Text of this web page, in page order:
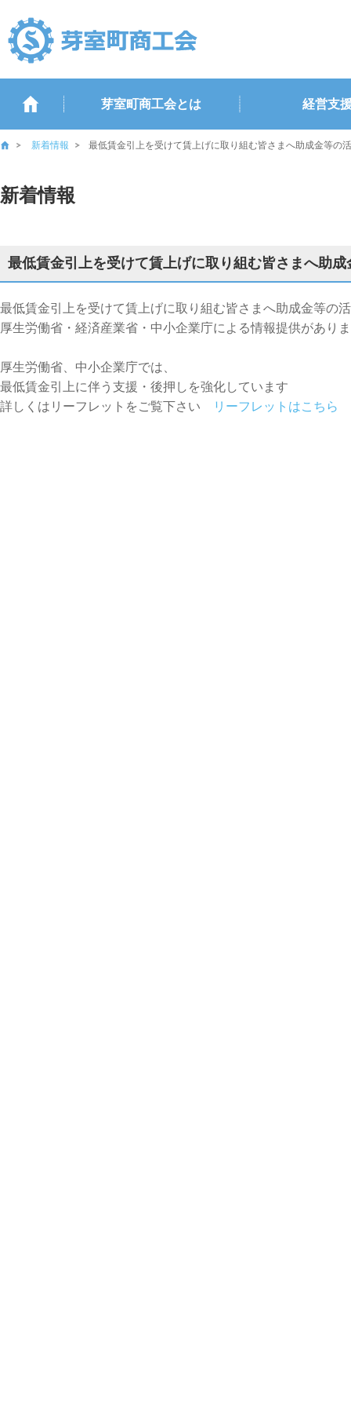
芽室町商工会とは 経営支
新着情報 最低賃金引上を受けて賃上げに取り組む皆さまへ助成金等の
新着情報
最低賃金引上を受けて賃上げに取り組む皆さまへ助
最低賃金引上を受けて賃上げに取り組む皆さまへ助成金等の
厚生労働省・経済産業省・中小企業庁による情報提供があり
厚生労働省、中小企業庁では、
最低賃金引上に伴う支援・後押しを強化しています
詳しくはリーフレットをご覧下さい
リーフレットはこちら